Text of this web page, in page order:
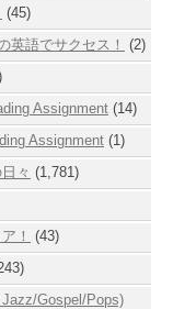
(45)
英語でサクセス！
(2)
Assignment (14)
Assignment (1)
々 (1,781)
！
(43)
Gospel/Pops)